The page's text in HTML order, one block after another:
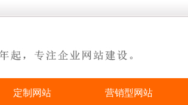
定制网站 营销型网站